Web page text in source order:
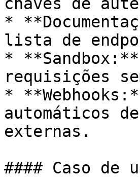
*
lista de
*
requisições
*
automáticos
externas.
#### Caso de